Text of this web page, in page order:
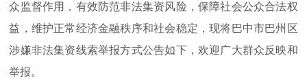
众监督作用，有效防范非法集资风险，保障社会公众合法权
益，维护正常经济金融秩序和社会稳定，现将巴中市巴州区
涉嫌非法集资线索举报方式公告如下，欢迎广大群众反映和
举报。